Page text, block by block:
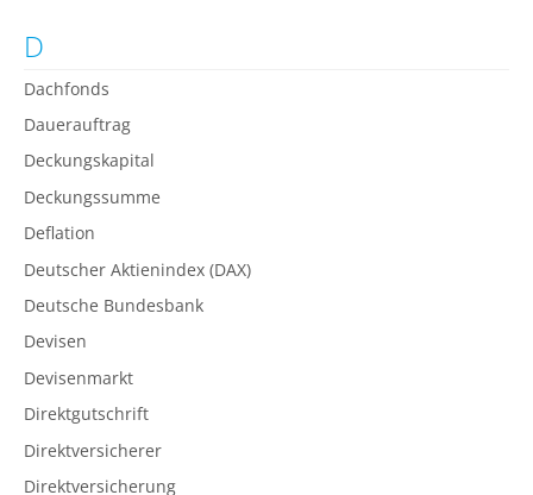
D
Dachfonds
Dauerauftrag
Deckungskapital
Deckungssumme
Deflation
Deutscher Aktienindex (DAX)
Deutsche Bundesbank
Devisen
Devisenmarkt
Direktgutschrift
Direktversicherer
Direktversicherung